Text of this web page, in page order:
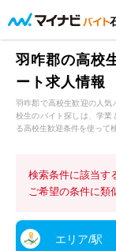
羽咋郡の高校
ート求人情報
羽咋郡で高校生歓迎の人気
校生のバイト探しは、学業
る高校生歓迎条件を使って
検索条件に該当す
ご希望の条件に類
エリア/駅